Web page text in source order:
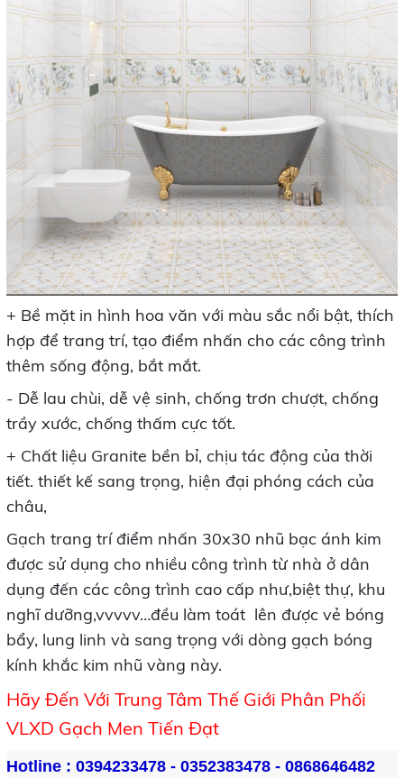
+ Bề mặt in hình hoa văn với màu sắc nổi bật, thích
hợp để trang trí, tạo điểm nhấn cho các công trình
thêm sống động, bắt mắt.
- Dễ lau chùi, dễ vệ sinh, chống trơn chượt, chống
trầy xước, chống thấm cực tốt.
+ Chất liệu Granite bền bỉ, chịu tác động của thời
tiết. thiết kế sang trọng, hiện đại phóng cách của
châu,
Gạch trang trí điểm nhấn 30x30 nhũ bạc ánh kim
được sử dụng cho nhiều công trình từ nhà ở dân
dụng đến các công trình cao cấp như,biệt thự, khu
nghĩ dưỡng,vvvvv…đều làm toát lên được vẻ bóng
bẩy, lung linh và sang trọng với dòng gạch bóng
kính khắc kim nhũ vàng này.
Hãy Đến Với Trung Tâm Thế Giới Phân Phối
VLXD Gạch Men Tiến Đạt
Hotline : 0394233478 - 0352383478 - 0868646482